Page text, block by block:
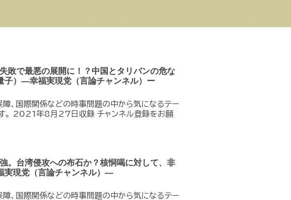
敗で最悪の展開に！？中国とタリバンの危な
子）—幸福実現党（言論チャンネル）ー
障、国際関係などの時事問題の中から気になるテー
。 2021年8月27日収録 チャンネル登録をお願
。台湾侵攻への布石か？核恫喝に対して、非
実現党（言論チャンネル）—
障、国際関係などの時事問題の中から気になるテー